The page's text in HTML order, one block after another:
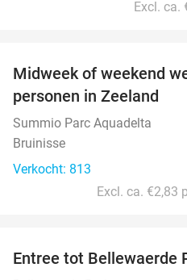
Excl. ca.
Midweek of weekend
personen in Zeeland
Summio Parc Aquadelta
Bruinisse
Verkocht: 813
Excl. ca. €2,83
Entree tot Bellewaerde